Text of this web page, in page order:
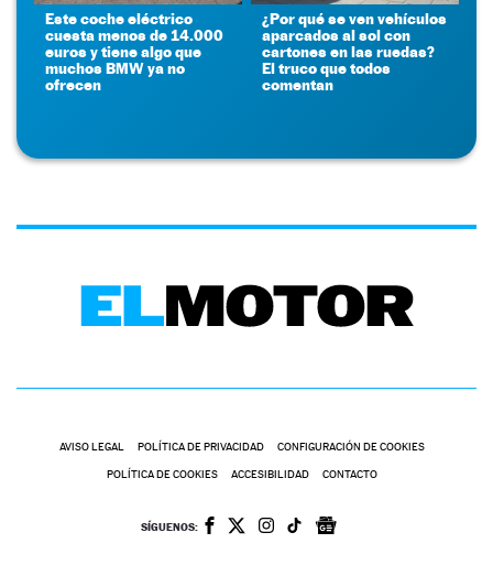
Este coche eléctrico
cuesta menos de 14.000
euros y tiene algo que
muchos BMW ya no
ofrecen
¿Por qué se ven vehículos
aparcados al sol con
cartones en las ruedas?
El truco que todos
comentan
AVISO LEGAL POLÍTICA DE PRIVACIDAD CONFIGURACIÓN DE COOKIES
POLÍTICA DE COOKIES ACCESIBILIDAD CONTACTO
SÍGUENOS: